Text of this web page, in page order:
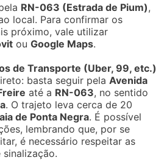
RN-063 (Estrada de Pium),
local. Para confirmar os
próximo, vale utilizar
ouGoogle Maps.
de Transporte (Uber, 99, etc.)
basta seguir pela Avenida
até a RN-063, no sentido
. O trajeto leva cerca de 20
de Ponta Negra. É possível
lembrando que, por se
é necessário respeitar as
sinalização.